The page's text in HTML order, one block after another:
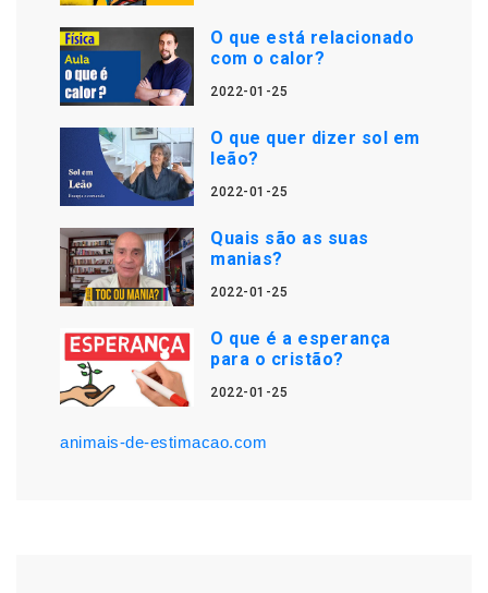
O que está relacionado
com o calor?
2022-01-25
O que quer dizer sol em
leão?
2022-01-25
Quais são as suas
manias?
2022-01-25
O que é a esperança
para o cristão?
2022-01-25
animais-de-estimacao.com